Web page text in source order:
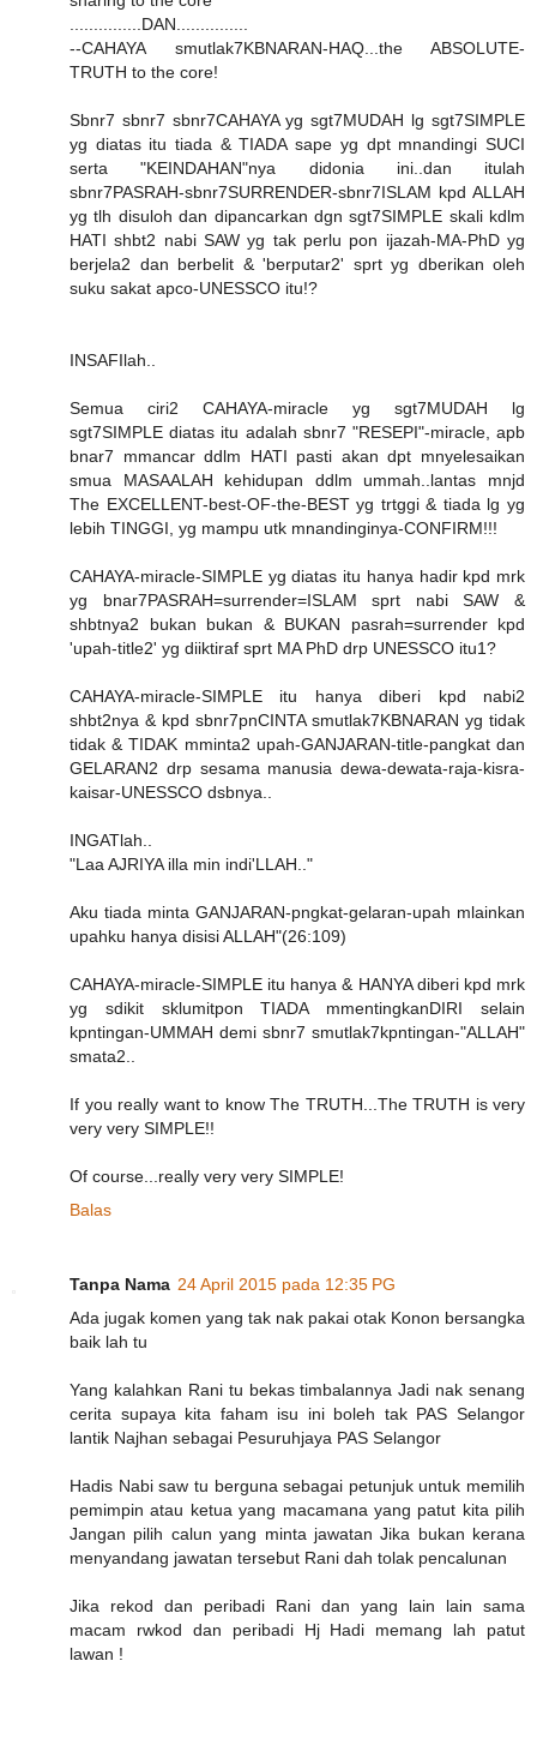
...............DAN...............
--CAHAYA smutlak7KBNARAN-HAQ...the ABSOLUTE-
TRUTH to the core!
Sbnr7 sbnr7 sbnr7CAHAYA yg sgt7MUDAH lg sgt7SIMPLE
yg diatas itu tiada & TIADA sape yg dpt mnandingi SUCI
serta "KEINDAHAN"nya didonia ini..dan itulah
sbnr7PASRAH-sbnr7SURRENDER-sbnr7ISLAM kpd ALLAH
yg tlh disuloh dan dipancarkan dgn sgt7SIMPLE skali kdlm
HATI shbt2 nabi SAW yg tak perlu pon ijazah-MA-PhD yg
berjela2 dan berbelit & 'berputar2' sprt yg dberikan oleh
suku sakat apco-UNESSCO itu!?
INSAFIlah..
Semua ciri2 CAHAYA-miracle yg sgt7MUDAH lg
sgt7SIMPLE diatas itu adalah sbnr7 "RESEPI"-miracle, apb
bnar7 mmancar ddlm HATI pasti akan dpt mnyelesaikan
smua MASAALAH kehidupan ddlm ummah..lantas mnjd
The EXCELLENT-best-OF-the-BEST yg trtggi & tiada lg yg
lebih TINGGI, yg mampu utk mnandinginya-CONFIRM!!!
CAHAYA-miracle-SIMPLE yg diatas itu hanya hadir kpd mrk
yg bnar7PASRAH=surrender=ISLAM sprt nabi SAW &
shbtnya2 bukan bukan & BUKAN pasrah=surrender kpd
'upah-title2' yg diiktiraf sprt MA PhD drp UNESSCO itu1?
CAHAYA-miracle-SIMPLE itu hanya diberi kpd nabi2
shbt2nya & kpd sbnr7pnCINTA smutlak7KBNARAN yg tidak
tidak & TIDAK mminta2 upah-GANJARAN-title-pangkat dan
GELARAN2 drp sesama manusia dewa-dewata-raja-kisra-
kaisar-UNESSCO dsbnya..
INGATlah..
"Laa AJRIYA illa min indi'LLAH.."
Aku tiada minta GANJARAN-pngkat-gelaran-upah mlainkan
upahku hanya disisi ALLAH"(26:109)
CAHAYA-miracle-SIMPLE itu hanya & HANYA diberi kpd mrk
yg sdikit sklumitpon TIADA mmentingkanDIRI selain
kpntingan-UMMAH demi sbnr7 smutlak7kpntingan-"ALLAH"
smata2..
If you really want to know The TRUTH...The TRUTH is very
very very SIMPLE!!
Of course...really very very SIMPLE!
Balas
Tanpa Nama 24 April 2015 pada 12:35 PG
Ada jugak komen yang tak nak pakai otak Konon bersangka
baik lah tu
Yang kalahkan Rani tu bekas timbalannya Jadi nak senang
cerita supaya kita faham isu ini boleh tak PAS Selangor
lantik Najhan sebagai Pesuruhjaya PAS Selangor
Hadis Nabi saw tu berguna sebagai petunjuk untuk memilih
pemimpin atau ketua yang macamana yang patut kita pilih
Jangan pilih calun yang minta jawatan Jika bukan kerana
menyandang jawatan tersebut Rani dah tolak pencalunan
Jika rekod dan peribadi Rani dan yang lain lain sama
macam rwkod dan peribadi Hj Hadi memang lah patut
lawan !